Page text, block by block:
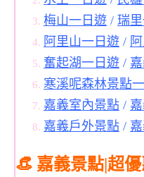
梅山一日遊 / 瑞
阿里山一日遊 /
奮起湖一日遊 /
寒溪呢森林景點
嘉義室內景點 /
嘉義戶外景點 /
👒 嘉義景點|超